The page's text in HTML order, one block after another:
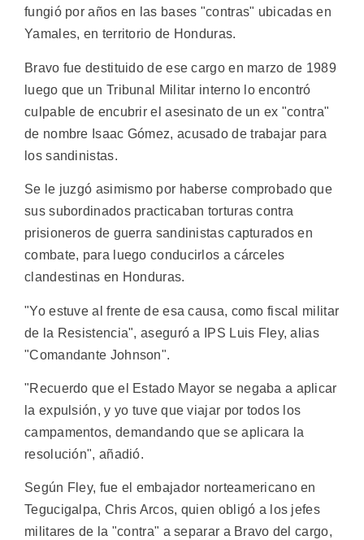
fungió por años en las bases "contras" ubicadas en
Yamales, en territorio de Honduras.
Bravo fue destituido de ese cargo en marzo de 1989
luego que un Tribunal Militar interno lo encontró
culpable de encubrir el asesinato de un ex "contra"
de nombre Isaac Gómez, acusado de trabajar para
los sandinistas.
Se le juzgó asimismo por haberse comprobado que
sus subordinados practicaban torturas contra
prisioneros de guerra sandinistas capturados en
combate, para luego conducirlos a cárceles
clandestinas en Honduras.
"Yo estuve al frente de esa causa, como fiscal militar
de la Resistencia", aseguró a IPS Luis Fley, alias
"Comandante Johnson".
"Recuerdo que el Estado Mayor se negaba a aplicar
la expulsión, y yo tuve que viajar por todos los
campamentos, demandando que se aplicara la
resolución", añadió.
Según Fley, fue el embajador norteamericano en
Tegucigalpa, Chris Arcos, quien obligó a los jefes
militares de la "contra" a separar a Bravo del cargo,